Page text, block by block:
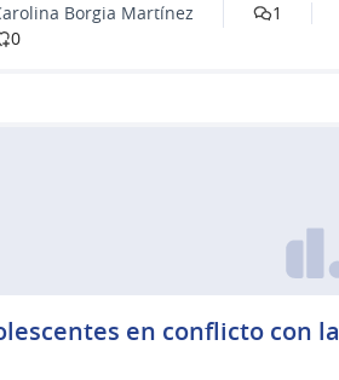
Borgia Martínez
1
0
en conflicto con la